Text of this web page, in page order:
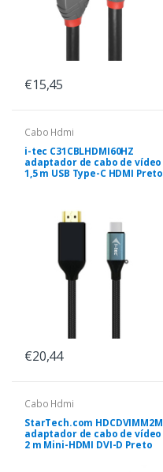
€15,45
Cabo Hdmi
i-tec C31CBLHDMI60HZ
adaptador de cabo de vídeo
1,5 m USB Type-C HDMI Preto
€20,44
Cabo Hdmi
StarTech.com HDCDVIMM2M
adaptador de cabo de vídeo
2 m Mini-HDMI DVI-D Preto